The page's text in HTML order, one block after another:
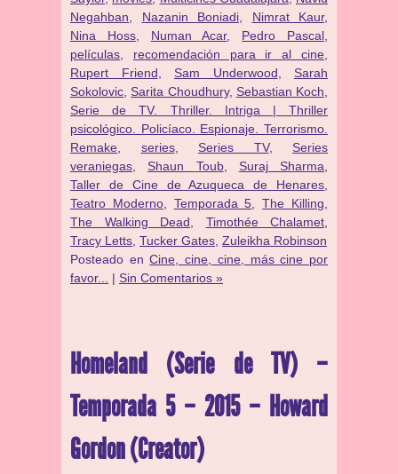
Negahban
Nazanin Boniadi Nimrat Kaur,
Nina Hoss, Numan Acar, Pedro Pascal
películas
recomendación para ir al cine
Rupert Friend
Sam Underwood
Sarah
Sokolovic Sarita Choudhury, Sebastian Koch
Serie de TV. Thriller. Intriga | Thriller
psicológico. Policíaco. Espionaje. Terrorismo.
Remake
series, Series TV, Series
veraniegas
Shaun Toub, Suraj Sharma
Taller de Cine de Azuqueca de Henares
Teatro Moderno, Temporada 5 ,The Killing
The Walking Dead
Timothée Chalamet
Tracy Letts Tucker Gates Zuleikha Robinson
Posteado enCine, cine, cine, más cine por
favor...
| Sin Comentarios »
Homeland (Serie de TV) –
Temporada 5 – 2015 – Howard
Gordon (Creator)